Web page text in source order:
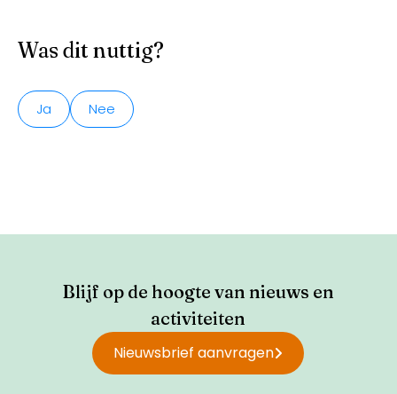
Was dit nuttig?
Ja Nee
Blijf op de hoogte van nieuws en
activiteiten
Nieuwsbrief aanvragen